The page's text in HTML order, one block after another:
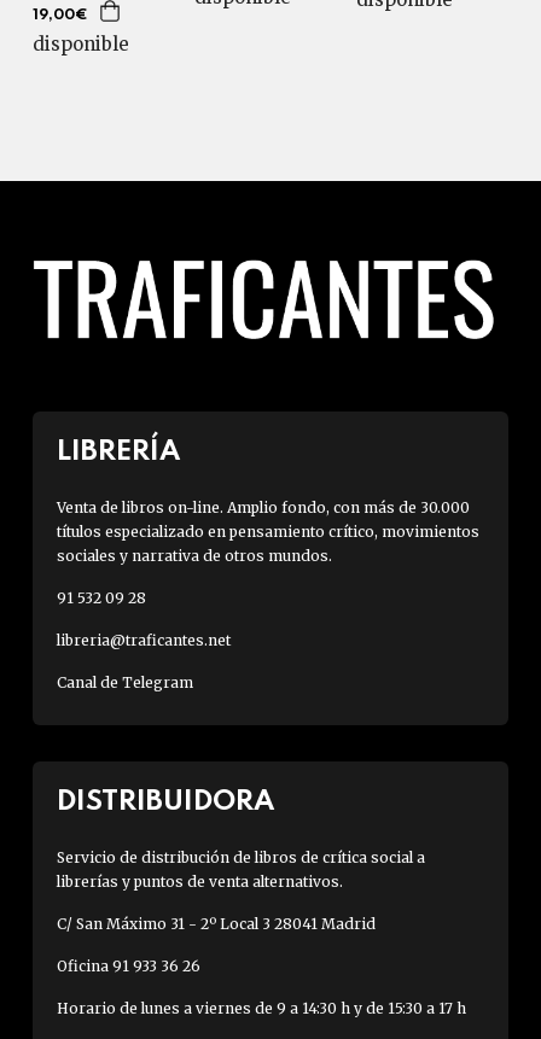
19,00€
disponible
LIBRERÍA
Venta de libros on-line. Amplio fondo, con más de 30.000
títulos especializado en pensamiento crítico, movimientos
sociales y narrativa de otros mundos.
91 532 09 28
libreria@traficantes.net
Canal de Telegram
DISTRIBUIDORA
Servicio de distribución de libros de crítica social a
librerías y puntos de venta alternativos.
C/ San Máximo 31 - 2º Local 3 28041 Madrid
Oficina 91 933 36 26
Horario de lunes a viernes de 9 a 14:30 h y de 15:30 a 17 h